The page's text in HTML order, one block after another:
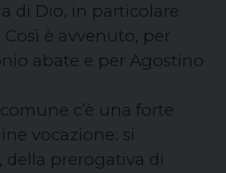
di Dio, in particolare
è avvenuto, per
abate e per Agostino
c’è una forte
vocazione: si
prerogativa di